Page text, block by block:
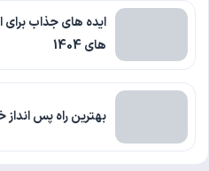
ایده های جذاب برای
های 1404
بهترین راه پس انداز خانم